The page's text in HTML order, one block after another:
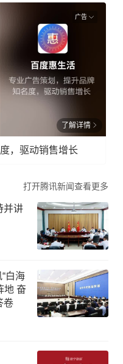
广告
了解详情
，驱动销售增长
打开腾讯新闻查看更多
白海
地 奋
卷